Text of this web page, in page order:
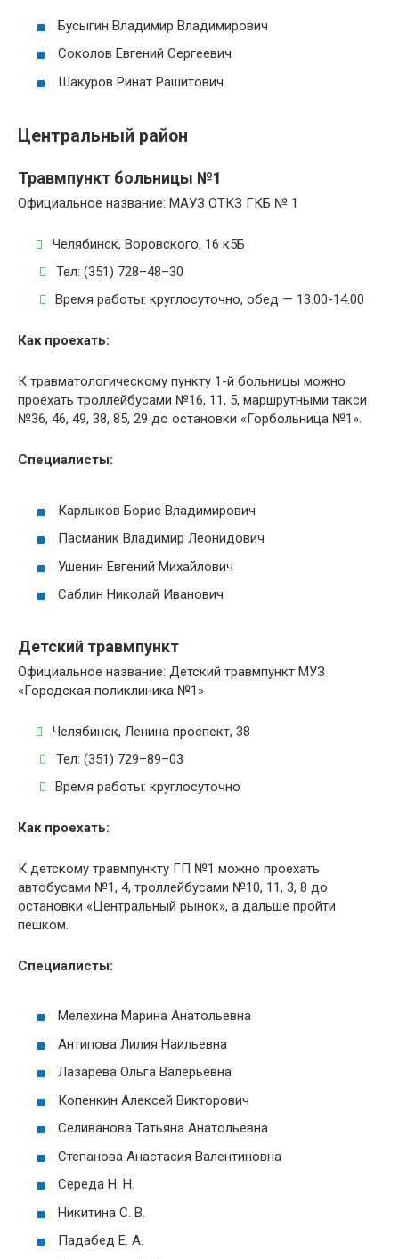
Бусыгин Владимир Владимирович
Соколов Евгений Сергеевич
Шакуров Ринат Рашитович
Центральный район
Травмпункт больницы №1
Официальное название: МАУЗ ОТКЗ ГКБ № 1
Челябинск, Воровского, 16 к5Б
Тел: (351) 728–48–30
Время работы: круглосуточно, обед — 13.00-14.00
Как проехать:
К травматологическому пункту 1-й больницы можно
проехать троллейбусами №16, 11, 5, маршрутными такси
№36, 46, 49, 38, 85, 29 до остановки «Горбольница №1».
Специалисты:
Карлыков Борис Владимирович
Пасманик Владимир Леонидович
Ушенин Евгений Михайлович
Саблин Николай Иванович
Детский травмпункт
Официальное название: Детский травмпункт МУЗ
«Городская поликлиника №1»
Челябинск, Ленина проспект, 38
Тел: (351) 729–89–03
Время работы: круглосуточно
Как проехать:
К детскому травмпункту ГП №1 можно проехать
автобусами №1, 4, троллейбусами №10, 11, 3, 8 до
остановки «Центральный рынок», а дальше пройти
пешком.
Специалисты:
Мелехина Марина Анатольевна
Антипова Лилия Наильевна
Лазарева Ольга Валерьевна
Копенкин Алексей Викторович
Селиванова Татьяна Анатольевна
Степанова Анастасия Валентиновна
Середа Н. Н.
Никитина С. В.
Падабед Е. А.